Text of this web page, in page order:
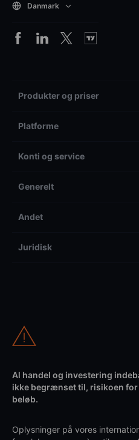
Danmark
Produkter og priser
Platforme
Konti og service
Generelt
Andet
Juridisk
Al handel og investering
ikke begrænset til, risikoen
beløb.
Oplysninger på vores